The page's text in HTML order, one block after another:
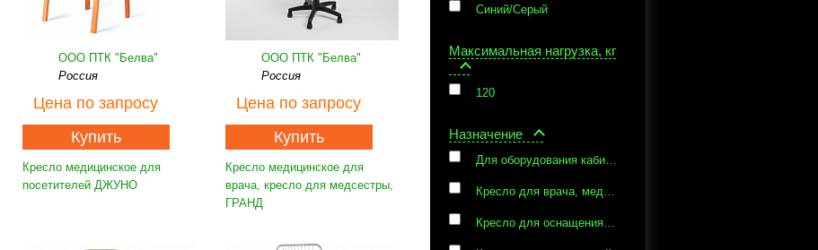
ООО ПТК "Белва"
Россия
Цена по запросу
Купить
Кресло медицинское для
посетителей ДЖУНО
ООО ПТК "Белва"
Россия
Цена по запросу
Купить
Кресло медицинское для
врача, кресло для медсестры,
ГРАНД
Синий/Серый
Максимальная нагрузка, кг
120
Назначение
Для оборудования кабинетов врачей, ординаторских, на постах медицинских сестер, в кабинетах руководителей
Кресло для врача, медсестры
Кресло для оснащения кабинетов врачей, ординаторских, на постах медицинских сестер, в кабинетах руководителей